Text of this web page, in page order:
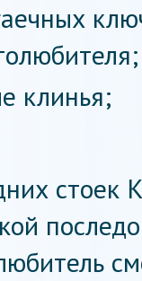
клинья;
стоек